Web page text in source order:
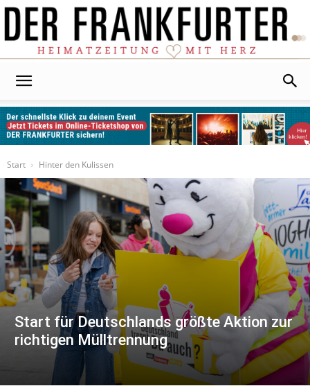
Start
Hinter den Kulissen
Start für Deutschlands größte Aktion zur
richtigen Mülltrennung